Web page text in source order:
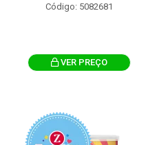
Código: 5082681
VER PREÇO